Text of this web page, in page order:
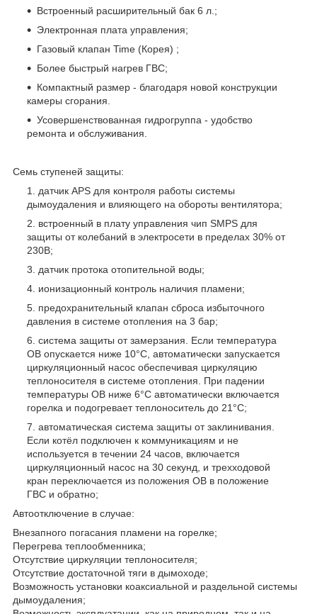
Встроенный расширительный бак 6 л.;
Электронная плата управления;
Газовый клапан Time (Корея) ;
Более быстрый нагрев ГВС;
Компактный размер - благодаря новой конструкции
камеры сгорания.
Усовершенствованная гидрогруппа - удобство
ремонта и обслуживания.
Семь ступеней защиты:
датчик APS для контроля работы системы
дымоудаления и влияющего на обороты вентилятора;
встроенный в плату управления чип SMPS для
защиты от колебаний в электросети в пределах 30% от
230В;
датчик протока отопительной воды;
ионизационный контроль наличия пламени;
предохранительный клапан сброса избыточного
давления в системе отопления на 3 бар;
система защиты от замерзания. Если температура
ОВ опускается ниже 10°С, автоматически запускается
циркуляционный насос обеспечивая циркуляцию
теплоносителя в системе отопления. При падении
температуры ОВ ниже 6°С автоматически включается
горелка и подогревает теплоноситель до 21°С;
автоматическая система защиты от заклинивания.
Если котёл подключен к коммуникациям и не
используется в течении 24 часов, включается
циркуляционный насос на 30 секунд, и трехходовой
кран переключается из положения ОВ в положение
ГВС и обратно;
Автоотключение в случае:
Внезапного погасания пламени на горелке;
Перегрева теплообменника;
Отсутствие циркуляции теплоносителя;
Отсутствие достаточной тяги в дымоходе;
Возможность установки коаксиальной и раздельной системы
дымоудаления;